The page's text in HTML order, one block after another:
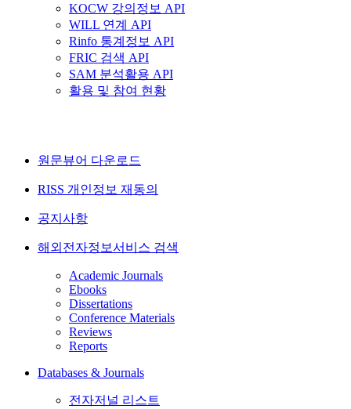
KOCW 강의정보 API
WILL 연계 API
Rinfo 통계정보 API
FRIC 검색 API
SAM 분석활용 API
활용 및 참여 현황
원문뷰어 다운로드
RISS 개인정보 재동의
공지사항
해외전자정보서비스 검색
Academic Journals
Ebooks
Dissertations
Conference Materials
Reviews
Reports
Databases & Journals
전자저널 리스트